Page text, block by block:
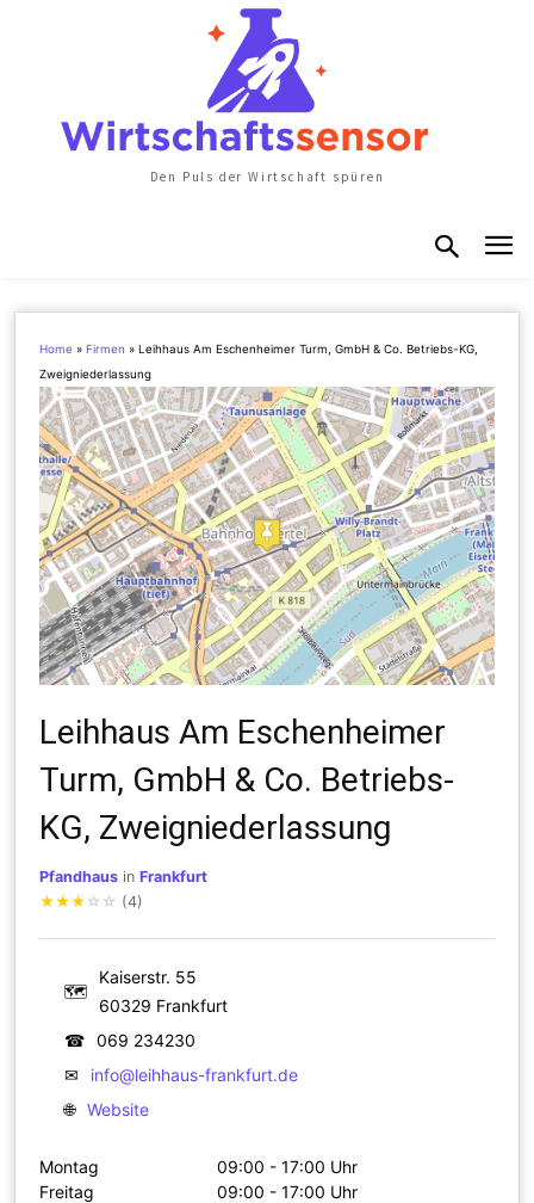
Den Puls der Wirtschaft spüren
Home » Firmen »Leihhaus Am Eschenheimer Turm, GmbH & Co. Betriebs-KG,
Zweigniederlassung
Leihhaus Am Eschenheimer
Turm, GmbH & Co. Betriebs-
KG, Zweigniederlassung
Pfandhaus inFrankfurt
★★★ ☆ ☆ (4)
🗺
Kaiserstr. 55
60329 Frankfurt
☎
069 234230
✉
info@leihhaus-frankfurt.de
🌐 Website
Montag
09:00 - 17:00 Uhr
Freitag
09:00 - 17:00 Uhr